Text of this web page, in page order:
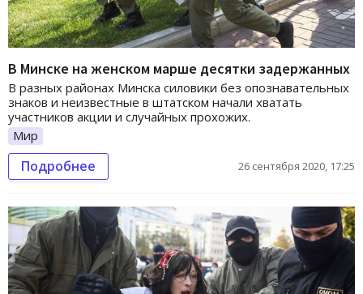
В Минске на женском марше десятки задержанных
В разных районах Минска силовики без опознавательных
знаков и неизвестные в штатском начали хватать
участников акции и случайных прохожих.
Мир
Подробнее 26 сентября 2020, 17:25